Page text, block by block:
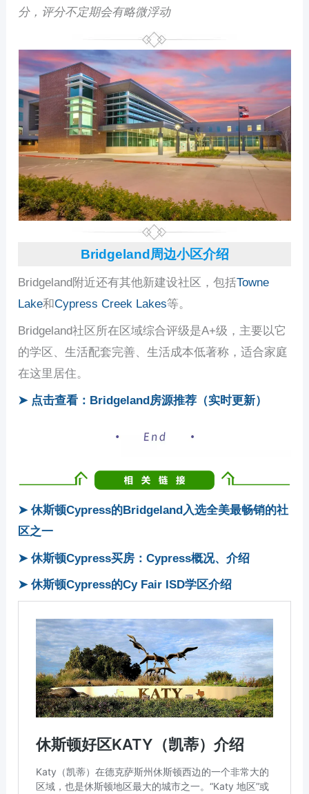
分， 评分不定期会有略微浮动
Bridgeland周边小区介绍
Bridgeland附近还有其他新建设社区，包括Towne
Lake和Cypress Creek Lakes等。
Bridgeland社区所在区域综合评级是A+级，主要以它
的学区、生活配套完善、生活成本低著称，适合家庭
在这里居住。
➤ 点击查看：Bridgeland房源推荐（实时更新）
➤ 休斯顿Cypress的Bridgeland入选全美最畅销的社
区之一
➤ 休斯顿Cypress买房：Cypress概况、介绍
➤ 休斯顿Cypress的Cy Fair ISD学区介绍